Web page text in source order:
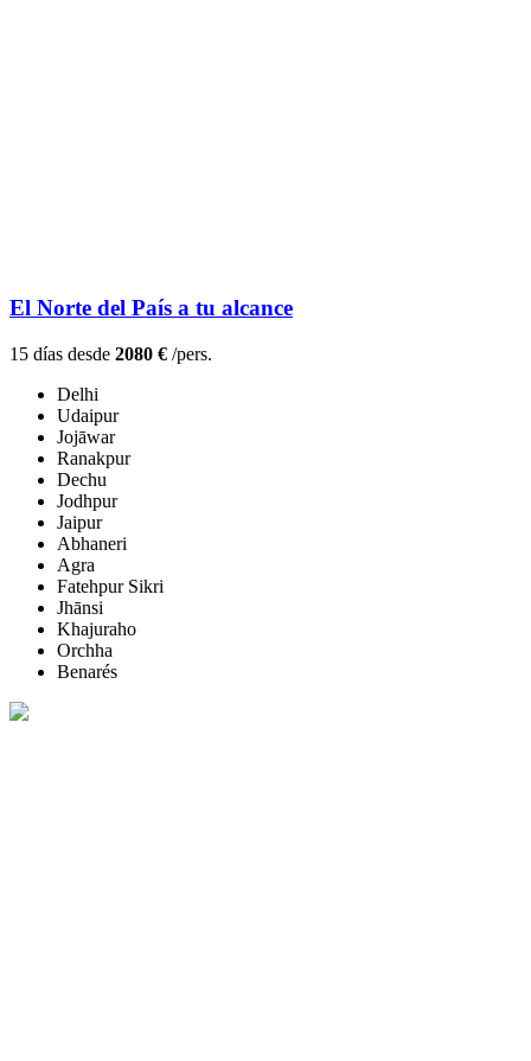
El Norte del País a tu alcance
15 días desde 2080 € /pers.
Delhi
Udaipur
Jojāwar
Ranakpur
Dechu
Jodhpur
Jaipur
Abhaneri
Agra
Fatehpur Sikri
Jhānsi
Khajuraho
Orchha
Benarés